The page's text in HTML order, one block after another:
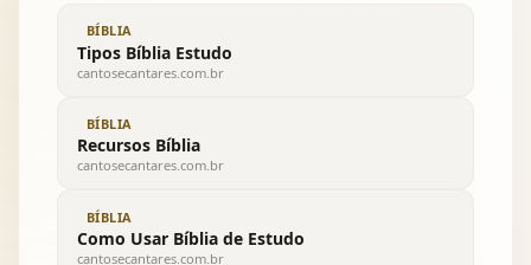
BÍBLIA
Tipos Bíblia Estudo
cantosecantares.com.br
BÍBLIA
Recursos Bíblia
cantosecantares.com.br
BÍBLIA
Como Usar Bíblia de Estudo
cantosecantares.com.br